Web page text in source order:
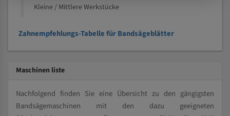
Kleine / Mittlere Werkstücke
Zahnempfehlungs-Tabelle für Bandsägeblätter
Maschinen liste
Nachfolgend finden Sie eine Übersicht zu den gängigsten
Bandsägemaschinen mit den dazu geeigneten